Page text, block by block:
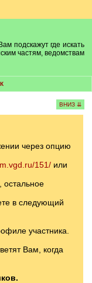
подскажут где искать
частям, ведомствам
ВНИЗ ⇊
через опцию
151/или
остальное
в следующий
участника.
Вам, когда